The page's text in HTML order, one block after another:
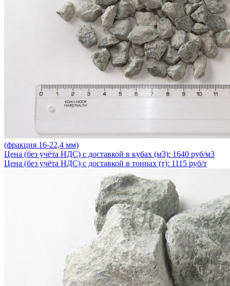
(фракция 16-22,4 мм)
Цена (без учёта НДС) с доставкой в кубах (м3): 1640 руб/м3
Цена (без учёта НДС) с доставкой в тоннах (т): 1115 руб/т